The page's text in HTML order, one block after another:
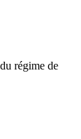
régime de